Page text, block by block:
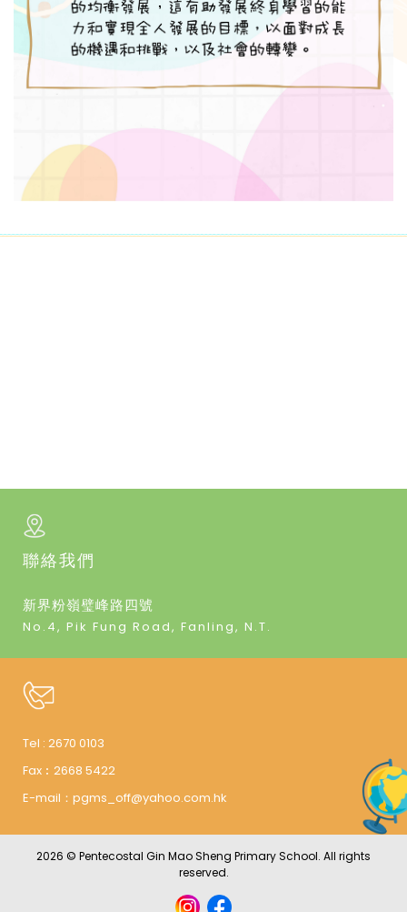
聯絡我們
新界粉嶺璧峰路四號
No.4, Pik Fung Road, Fanling, N.T.
Tel : 2670 0103
Fax︰ 2668 5422
E-mail： pgms_off@yahoo.com.hk
2026 © Pentecostal Gin Mao Sheng Primary School. All rights
reserved.